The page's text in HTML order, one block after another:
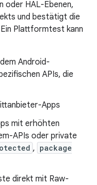
oder HAL-Ebenen,
und bestätigt die
Plattformtest kann
Android-
APIs, die
Apps
mit erhöhten
APIs oder private
, package
direkt mit Raw-